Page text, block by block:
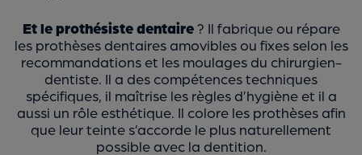
Et le prothésiste dentaire? Il fabrique ou répare
les prothèses dentaires amovibles ou fixes selon les
recommandations et les moulages du chirurgien-
dentiste. Il a des compétences techniques
spécifiques, il maîtrise les règles d’hygiène et il a
aussi un rôle esthétique. Il colore les prothèses afin
que leur teinte s’accorde le plus naturellement
possible avec la dentition.